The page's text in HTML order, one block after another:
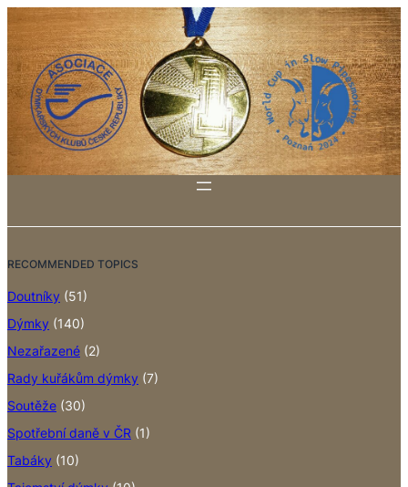
RECOMMENDED TOPICS
Doutníky (51)
Dýmky (140)
Nezařazené (2)
Rady kuřákům dýmky (7)
Soutěže (30)
Spotřební daně v ČR (1)
Tabáky (10)